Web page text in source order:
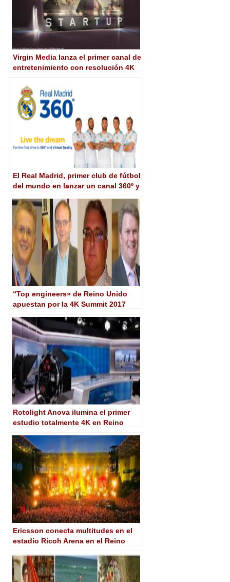
Virgin Media lanza el primer canal de
entretenimiento con resolución 4K
El Real Madrid, primer club de fútbol
del mundo en lanzar un canal 360º y
“Top engineers» de Reino Unido
apuestan por la 4K Summit 2017
Rotolight Anova ilumina el primer
estudio totalmente 4K en Reino
Ericsson conecta multitudes en el
estadio Ricoh Arena en el Reino